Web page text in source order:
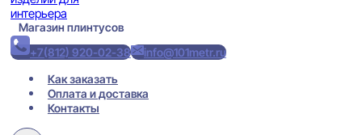
Магазин плинтусов
+7(812) 920-02-38
info@101metr.ru
Как заказать
Оплата и доставка
Контакты